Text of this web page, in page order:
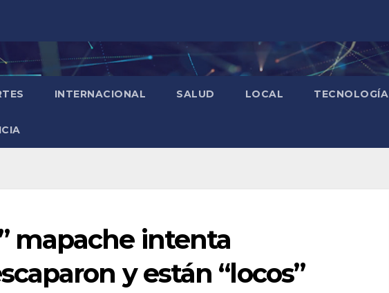
INTERNACIONAL SALUD LOCAL TECNOLOGÍA
mapache intenta
y están “locos”